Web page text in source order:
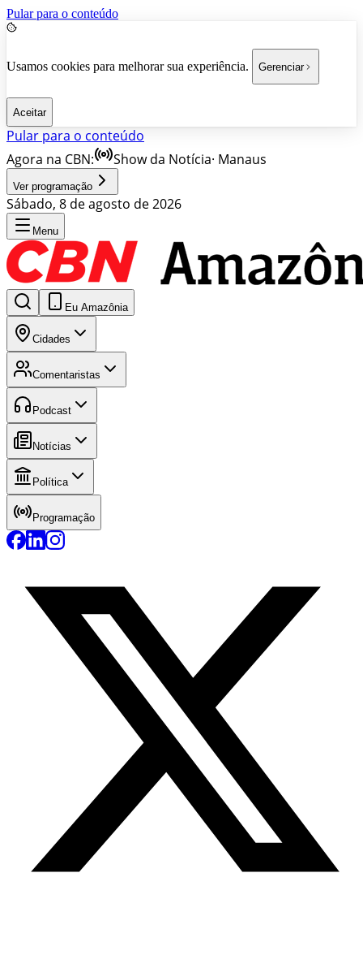
Pular para o conteúdo
Usamos cookies para melhorar sua experiência. Gerenciar
Aceitar
Pular para o conteúdo
Agora na CBN:
Show da Notícia· Manaus
Ver programação
Sábado, 8 de agosto de 2026
Menu
Eu Amazônia
Cidades
Comentaristas
Podcast
Notícias
Política
Programação